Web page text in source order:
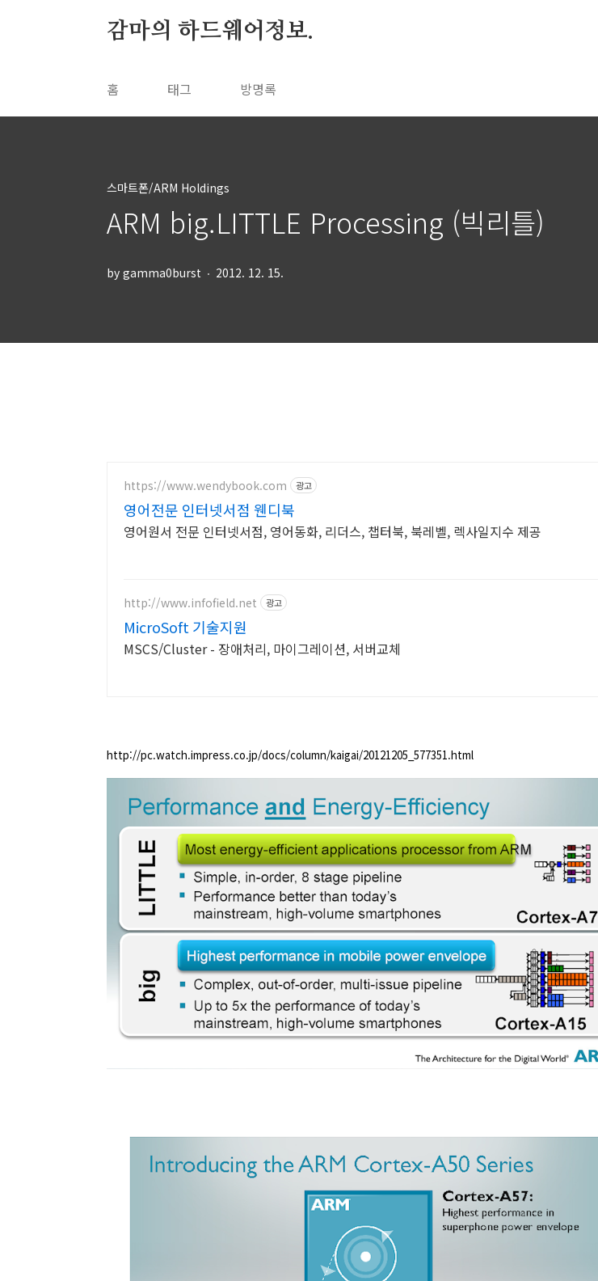
감마의 하드웨어정보.
홈 태그 방명록
스마트폰/ARM Holdings
ARM big.LITTLE Processing (빅리틀)
by gamma0burst 2012. 12. 15.
https://www.wendybook.com 광고
영어전문 인터넷서점 웬디북
영어원서 전문 인터넷서점, 영어동화, 리더스, 챕터북, 북레벨, 렉사일지수 제공
http://www.infofield.net 광고
MicroSoft 기술지원
MSCS/Cluster - 장애처리, 마이그레이션, 서버교체
http://pc.watch.impress.co.jp/docs/column/kaigai/20121205_577351.html